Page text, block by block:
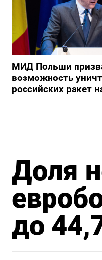
МИД Польши
возможность
российских ракет
Доля
до